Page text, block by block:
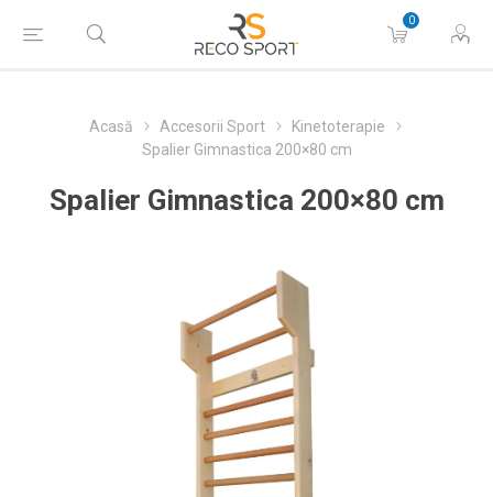
0
Acasă Accesorii Sport
Kinetoterapie
Spalier Gimnastica 200×80 cm
Spalier Gimnastica 200×80 cm